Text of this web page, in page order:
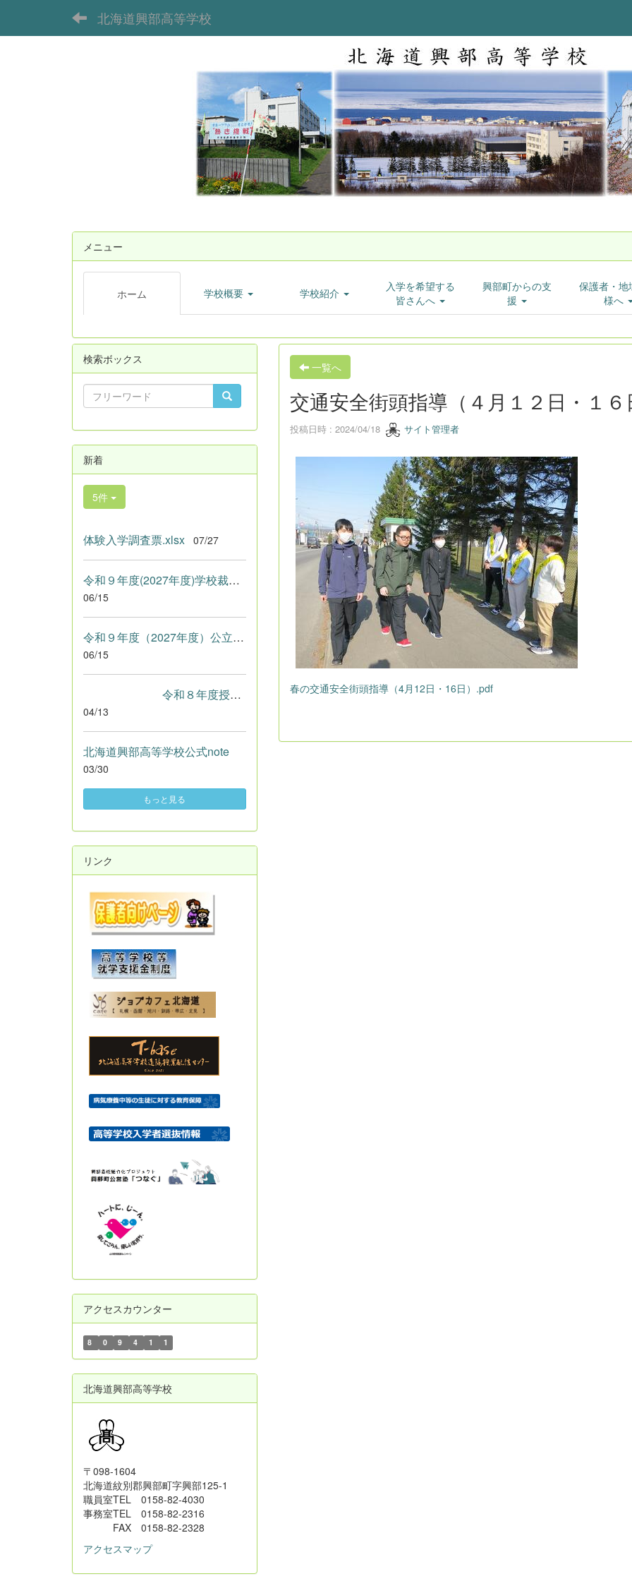
北海道興部高等学校
メニュー
ホーム 学校概要 学校紹介
入学を希望する
皆さんへ
興部町からの支
援
保護者・地
様へ
一覧へ
交通安全街頭指導（４月１２日・１６
投稿日時 : 2024/04/18 サイト管理者
春の交通安全街頭指導（4月12日・16日）.pdf
検索ボックス
新着
5件
体験入学調査票.xlsx 07/27
令和９年度(2027年度)学校裁量.pdf
06/15
令和９年度（2027年度）公立高等学校入学者選抜における学校裁量...
06/15
令和８年度授業参観・ＰＴＡ総会.pdf
04/13
北海道興部高等学校公式note
03/30
もっと見る
リンク
アクセスカウンター
8 0 9 4 1 1
北海道興部高等学校
〒098-1604
北海道紋別郡興部町字興部125-1
職員室TEL 0158-82-4030
事務室TEL 0158-82-2316
FAX 0158-82-2328
アクセスマップ